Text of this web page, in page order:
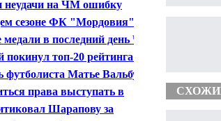
неудачи на ЧМ ошибку
сезоне ФК "Мордовия" не
соперников
в последний день ЧЕ
топ-20 рейтинга ATP
Матье Вальбуэна
права выступать в
проблем
Шарапову за